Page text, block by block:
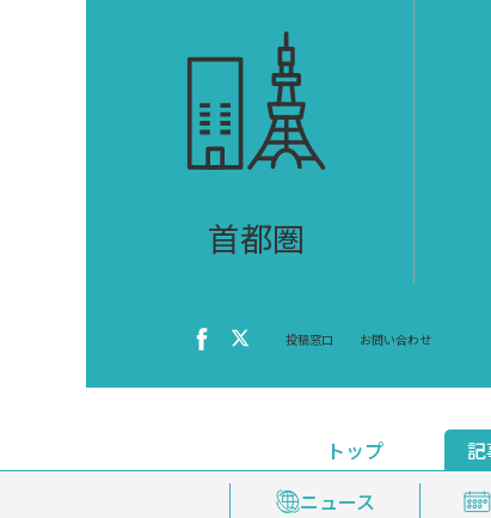
首都圏
投稿窓口 お問い合わせ
トップ
記
ニュース
おくやみ情報